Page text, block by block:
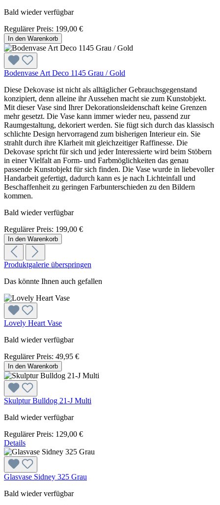
Bald wieder verfügbar
Regulärer Preis: 199,00 €
In den Warenkorb
Bodenvase Art Deco 1145 Grau / Gold
Diese Dekovase ist nicht als alltäglicher Gebrauchsgegenstand
konzipiert, denn alleine ihr Aussehen macht sie zum Kunstobjekt.
Mit dieser Vase sind Ihrer Dekorationsleidenschaft keine Grenzen
mehr gesetzt. Die Vase kann immer wieder neu, passend zur
Raumgestaltung, dekoriert werden. Sie fügt sich durch das klassisch
schlichte Design hervorragend zum bisherigen Interieur ein. Sie
strahlt durch ihre Klarheit mit gleichzeitiger Raffinesse. Die
Dekovase spricht für sich und jeder Interessierte wird beim Stöbern
in einer Vielfalt an Form- und Farbmöglichkeiten das genau
passende Kunstobjekt für sich finden. Die Vase wurde in liebevoller
Handarbeit gefertigt, dadurch kann es je nach Lichteinfall und
Beschaffenheit zu geringen Farbunterschieden zu den Bildern
kommen.
Bald wieder verfügbar
Regulärer Preis: 199,00 €
In den Warenkorb
Produktgalerie überspringen
Das könnte Ihnen auch gefallen
Lovely Heart Vase
Bald wieder verfügbar
Regulärer Preis: 49,95 €
In den Warenkorb
Skulptur Bulldog 21-J Multi
Bald wieder verfügbar
Regulärer Preis: 129,00 €
Details
Glasvase Sidney 325 Grau
Bald wieder verfügbar